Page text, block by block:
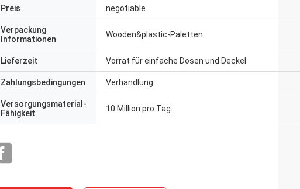
Preis negotiable
Verpackung
Informationen
Wooden&plastic-Paletten
Lieferzeit Vorrat für einfache Dosen und Deckel
Zahlungsbedingungen Verhandlung
Versorgungsmaterial-
Fähigkeit
10 Million pro Tag